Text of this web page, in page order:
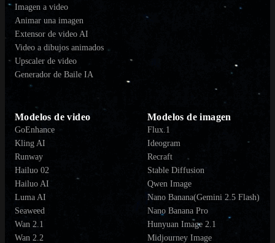
Imagen a video
Animar una imagen
Extensor de video AI
Video a dibujos animados
Upscaler de video
Generador de Baile IA
Modelos de video
GoEnhance
Kling AI
Runway
Hailuo 02
Hailuo AI
Luma AI
Seaweed
Wan 2.1
Wan 2.2
Modelos de imagen
Flux.1
Ideogram
Recraft
Stable Diffusion
Qwen Image
Nano Banana(Gemini 2.5 Flash)
Nano Banana Pro
Hunyuan Image 2.1
Midjourney Image